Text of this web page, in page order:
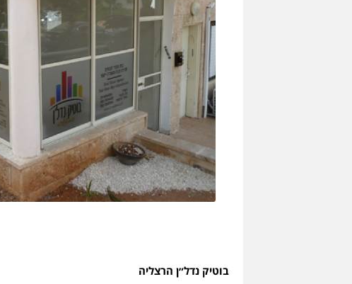
בוטיק נדל״ן הרצליה